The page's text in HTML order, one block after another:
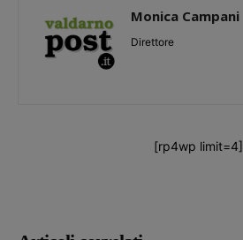
Monica Campani
Direttore
[rp4wp limit=4]